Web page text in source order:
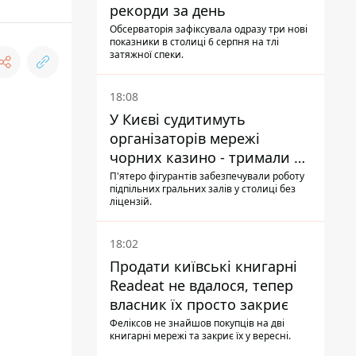
рекорди за день
Обсерваторія зафіксувала одразу три нові
показники в столиці 6 серпня на тлі
затяжної спеки.
18:08
У Києві судитимуть
організаторів мережі
чорних казино - тримали 39
закладів
П'ятеро фігурантів забезпечували роботу
підпільних гральних залів у столиці без
ліцензій.
18:02
Продати київські книгарні
Readeat не вдалося, тепер
власник їх просто закриє
Феліксов не знайшов покупців на дві
книгарні мережі та закриє їх у вересні.